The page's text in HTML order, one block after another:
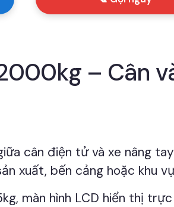
– Cân
cân điện tử và xe nâng
xuất, bến cảng hoặc khu
màn hình LCD hiển thị